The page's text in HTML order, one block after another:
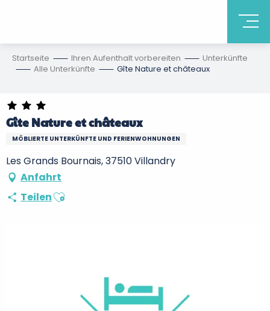
Startseite Ihren Aufenthalt vorbereiten
Unterkünfte
Alle Unterkünfte
Gîte Nature et châteaux
Gîte Nature et châteaux
MÖBLIERTE UNTERKÜNFTE UND FERIENWOHNUNGEN
Les Grands Bournais, 37510 Villandry
Anfahrt
TeilenAjouter aux favoris